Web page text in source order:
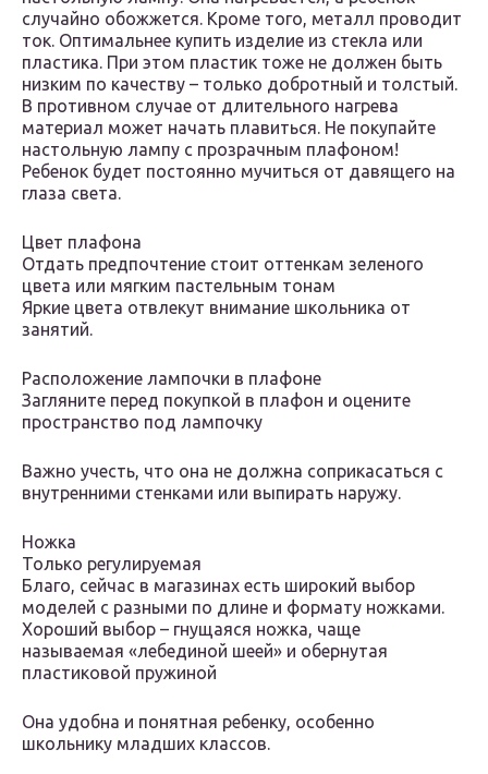
случайно обожжется. Кроме того, металл проводит
ток. Оптимальнее купить изделие из стекла или
пластика. При этом пластик тоже не должен быть
низким по качеству – только добротный и толстый.
В противном случае от длительного нагрева
материал может начать плавиться. Не покупайте
настольную лампу с прозрачным плафоном!
Ребенок будет постоянно мучиться от давящего на
глаза света.
Цвет плафона
Отдать предпочтение стоит оттенкам зеленого
цвета или мягким пастельным тонам
Яркие цвета отвлекут внимание школьника от
занятий.
Расположение лампочки в плафоне
Загляните перед покупкой в плафон и оцените
пространство под лампочку
Важно учесть, что она не должна соприкасаться с
внутренними стенками или выпирать наружу.
Ножка
Только регулируемая
Благо, сейчас в магазинах есть широкий выбор
моделей с разными по длине и формату ножками.
Хороший выбор – гнущаяся ножка, чаще
называемая «лебединой шеей» и обернутая
пластиковой пружиной
Она удобна и понятная ребенку, особенно
школьнику младших классов.